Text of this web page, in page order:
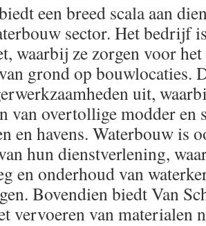
een breed scala aan
sector. Het bedrijf
waarbij ze zorgen voor
grond op bouwlocaties.
uit,
van overtollige modder en
en havens. Waterbouw is
hun dienstverlening,
en onderhoud van
Bovendien biedt Van
vervoeren van materialen